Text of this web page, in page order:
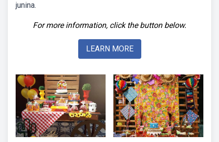
junina.
For more information, click the button below.
LEARN MORE